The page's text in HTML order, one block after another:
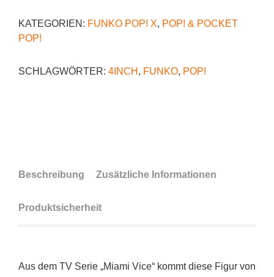
KATEGORIEN: FUNKO POP! X, POP! & POCKET
POP!
SCHLAGWÖRTER: 4INCH , FUNKO, POP!
Beschreibung Zusätzliche Informationen
Produktsicherheit
Aus dem TV Serie „Miami Vice“ kommt diese Figur von